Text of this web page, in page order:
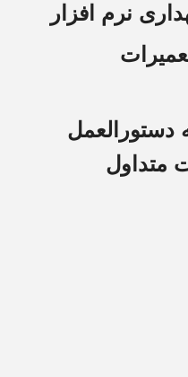
نرم افزار
دستورالعمل
متداول